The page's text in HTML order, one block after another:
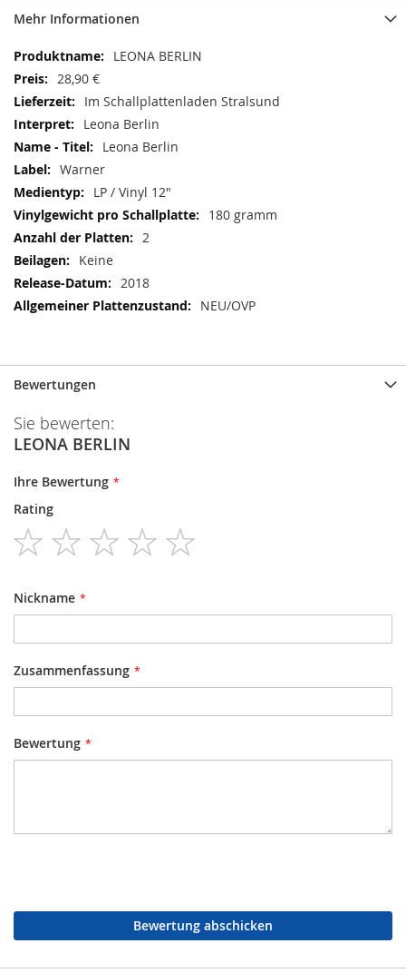
Mehr Informationen
Mehr
Informationen
LEONA BERLIN
28,90 €
Im Schallplattenladen Stralsund
Leona Berlin
Leona Berlin
Warner
LP / Vinyl 12"
180 gramm
2
Keine
2018
NEU/OVP
Bewertungen
Sie bewerten:
LEONA BERLIN
Ihre Bewertung
Rating
1
star
2
stars
3
stars
4
stars
Nickname
Zusammenfassung
Bewertung
Bewertung abschicken